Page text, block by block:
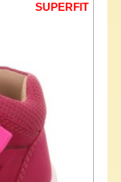
SUPERFIT